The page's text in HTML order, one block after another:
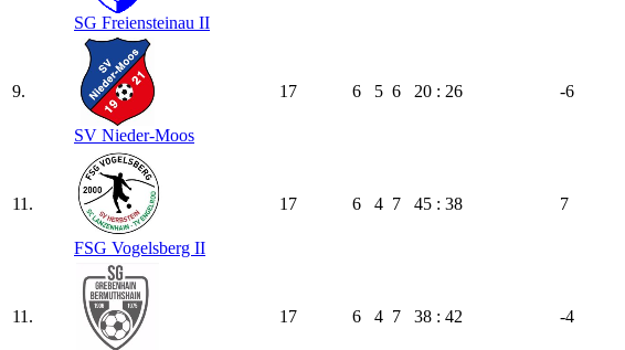
SG Freiensteinau II
9.
SV Nieder-Moos
17 6 5 6 20 : 26 -6
11.
FSG Vogelsberg II
17 6 4 7 45 : 38 7
11. 17 6 4 7 38 : 42 -4